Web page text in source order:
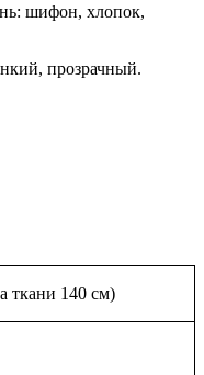
шифон, хлопок,
прозрачный.
ткани 140 см)